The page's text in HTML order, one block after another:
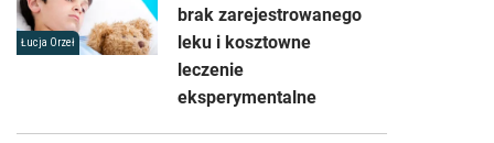
Łucja Orzeł
brak zarejestrowanego
leku i kosztowne
leczenie
eksperymentalne